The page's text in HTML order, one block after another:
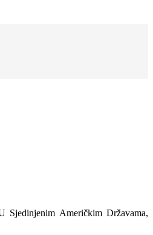
Sjedinjenim Američkim Državama,